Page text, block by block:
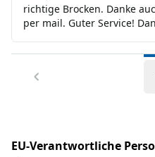
richtige Brocken. Danke
per mail. Guter Service!
EU-Verantwortliche